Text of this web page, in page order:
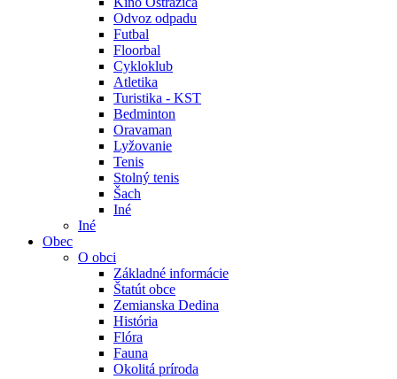
Odvoz odpadu
Futbal
Floorbal
Cykloklub
Atletika
Turistika - KST
Bedminton
Oravaman
Lyžovanie
Tenis
Stolný tenis
Šach
Iné
Iné
Obec
O obci
Základné informácie
Štatút obce
Zemianska Dedina
História
Flóra
Fauna
Okolitá príroda